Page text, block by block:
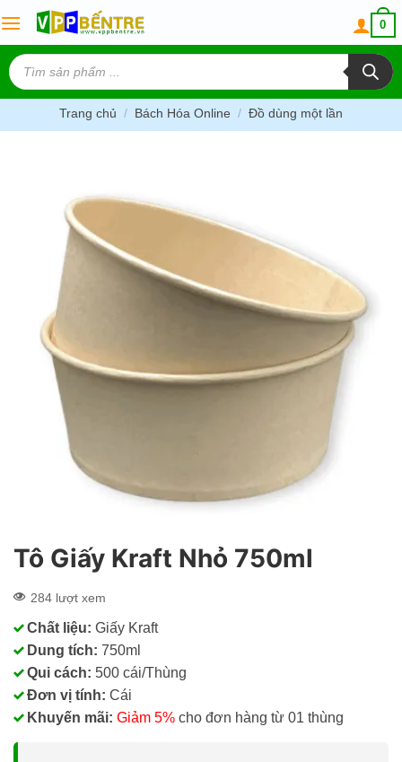
to
content
0
Tìm
kiếm
sản
phẩm
Trang chủ / Bách Hóa Online / Đồ dùng một lần
Tô Giấy Kraft Nhỏ 750ml
284 lượt xem
Chất liệu: Giấy Kraft
Dung tích: 750ml
Qui cách: 500 cái/Thùng
Đơn vị tính: Cái
Khuyến mãi: Giảm 5% cho đơn hàng từ 01 thùng